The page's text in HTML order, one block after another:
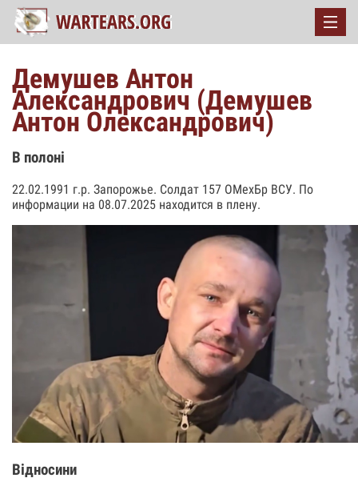
Демушев Антон
Александрович (Демушев
Антон Олександрович)
В полоні
22.02.1991 г.р. Запорожье. Солдат 157 ОМехБр ВСУ. По
информации на 08.07.2025 находится в плену.
Відносини